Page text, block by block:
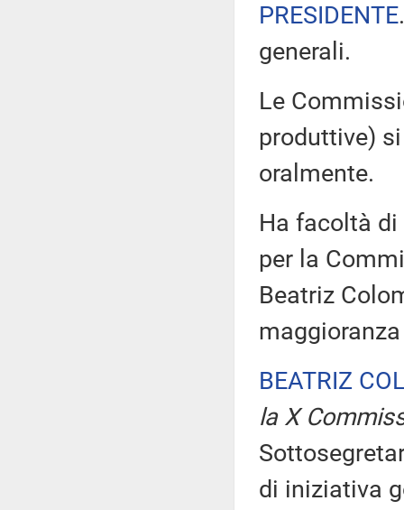
PRESIDENTE
generali.
Le
produttive)
oralmente.
Ha facoltà
per la
Beatriz
BEATRIZ
la X
di iniziativa